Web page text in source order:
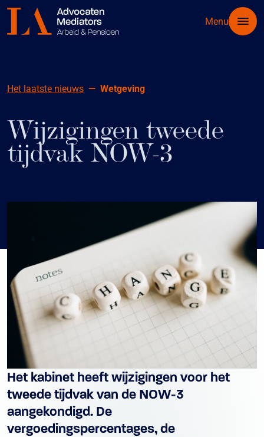
Menu
Het laatste nieuws Wetgeving
Wijzigingen tweede
tijdvak NOW-3
Het kabinet heeft wijzigingen voor het
tweede tijdvak van de NOW-3
aangekondigd. De
vergoedingspercentages, de